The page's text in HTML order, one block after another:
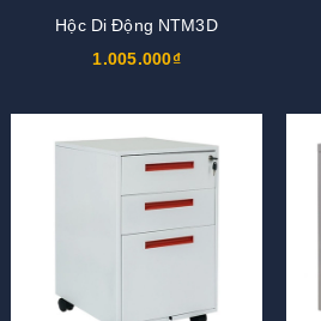
Hộc Di Động NTM3D
1.005.000₫